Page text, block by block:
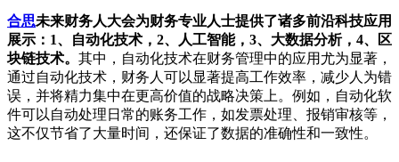
合思未来财务人大会为财务专业人士提供了诸多前沿科技应用
展示：1、自动化技术，2、人工智能，3、大数据分析，4、区
块链技术。 其中，自动化技术在财务管理中的应用尤为显著，
通过自动化技术，财务人可以显著提高工作效率，减少人为错
误，并将精力集中在更高价值的战略决策上。例如，自动化软
件可以自动处理日常的账务工作，如发票处理、报销审核等，
这不仅节省了大量时间，还保证了数据的准确性和一致性。